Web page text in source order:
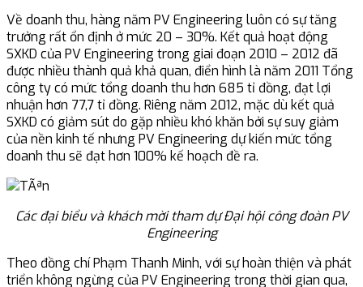
Về doanh thu, hàng năm PV Engineering luôn có sự tăng
trưởng rất ổn định ở mức 20 – 30%. Kết quả hoạt động
SXKD của PV Engineering trong giai đoạn 2010 – 2012 đã
được nhiều thành quả khả quan, điển hình là năm 2011 Tổng
công ty có mức tổng doanh thu hơn 685 tỉ đồng, đạt lợi
nhuận hơn 77,7 tỉ đồng. Riêng năm 2012, mặc dù kết quả
SXKD có giảm sút do gặp nhiều khó khăn bởi sự suy giảm
của nền kinh tế nhưng PV Engineering dự kiến mức tổng
doanh thu sẽ đạt hơn 100% kế hoạch đề ra.
Các đại biểu và khách mời tham dự Đại hội công đoàn PV
Engineering
Theo đồng chí Phạm Thanh Minh, với sự hoàn thiện và phát
triển không ngừng của PV Engineering trong thời gian qua,